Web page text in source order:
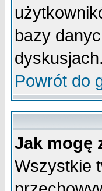
bazy
dyskusjach.
Powrót do
Jak mogę
Wszystkie